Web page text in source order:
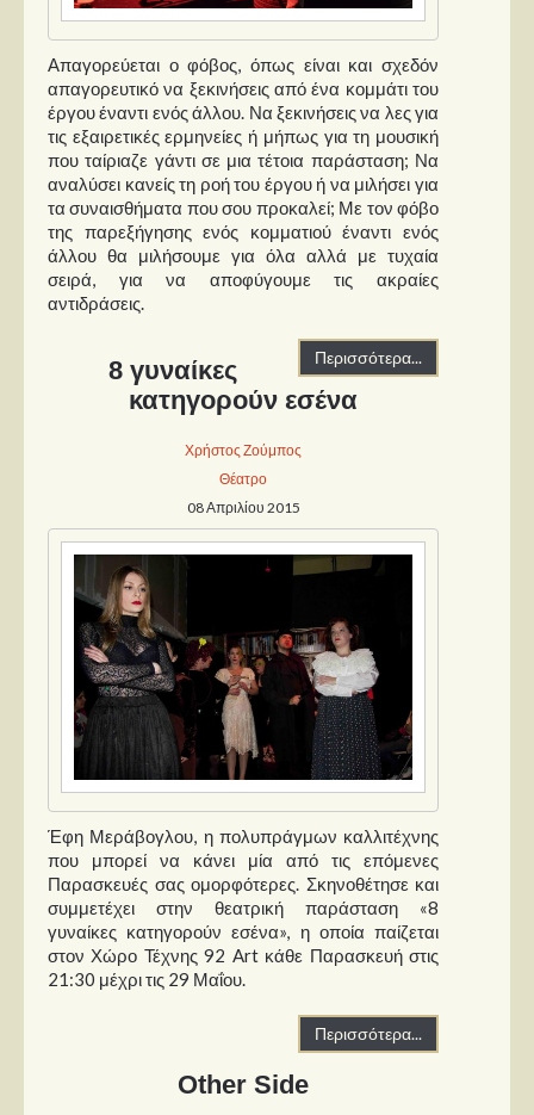
Απαγορεύεται ο φόβος, όπως είναι και σχεδόν
απαγορευτικό να ξεκινήσεις από ένα κομμάτι του
έργου έναντι ενός άλλου. Να ξεκινήσεις να λες για
τις εξαιρετικές ερμηνείες ή μήπως για τη μουσική
που ταίριαζε γάντι σε μια τέτοια παράσταση; Να
αναλύσει κανείς τη ροή του έργου ή να μιλήσει για
τα συναισθήματα που σου προκαλεί; Με τον φόβο
της παρεξήγησης ενός κομματιού έναντι ενός
άλλου θα μιλήσουμε για όλα αλλά με τυχαία
σειρά, για να αποφύγουμε τις ακραίες
αντιδράσεις.
Περισσότερα...
8 γυναίκες
κατηγορούν εσένα
Χρήστος Ζούμπος
Θέατρο
08 Απριλίου 2015
Έφη Μεράβογλου, η πολυπράγμων καλλιτέχνης
που μπορεί να κάνει μία από τις επόμενες
Παρασκευές σας ομορφότερες. Σκηνοθέτησε και
συμμετέχει στην θεατρική παράσταση «8
γυναίκες κατηγορούν εσένα», η οποία παίζεται
στον Χώρο Τέχνης 92 Art κάθε Παρασκευή στις
21:30 μέχρι τις 29 Μαΐου.
Περισσότερα...
Other Side